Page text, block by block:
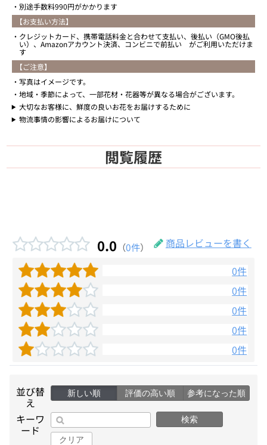
別途手数料990円がかかります
【お支払い方法】
クレジットカード、携帯電話料金と合わせて支払い、後払い（GMO後払
い）、Amazonアカウント決済、コンビニで前払い がご利用いただけま
す
【ご注意】
写真はイメージです。
地域・季節によって、一部花材・花器等が異なる場合がございます。
大切なお客様に、鮮度の良いお花をお届けするために
物流事情の影響によるお届けについて
閲覧履歴
0.0 （0件）
商品レビューを書く
0件
0件
0件
0件
0件
並び替
え
新しい順 評価の高い順 参考になった順
キーワ
ード
検索
クリア